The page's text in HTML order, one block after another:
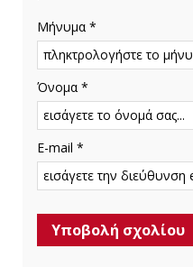
Μήνυμα *
Όνομα *
E-mail *